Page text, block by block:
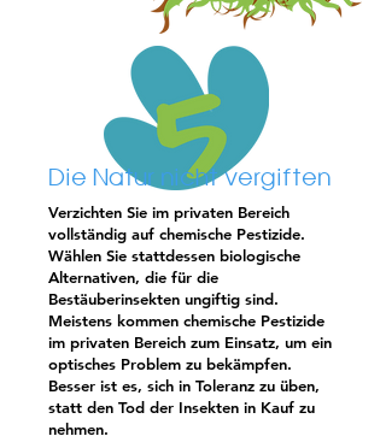
Die Natur nicht vergiften
Verzichten Sie im privaten Bereich
vollständig auf chemische Pestizide.
Wählen Sie stattdessen biologische
Alternativen, die für die
Bestäuberinsekten ungiftig sind.
Meistens kommen chemische Pestizide
im privaten Bereich zum Einsatz, um ein
optisches Problem zu bekämpfen.
Besser ist es, sich in Toleranz zu üben,
statt den Tod der Insekten in Kauf zu
nehmen.